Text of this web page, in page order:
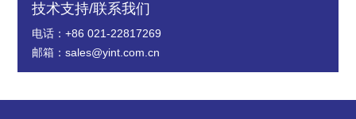
技术支持/联系我们
电话：+86 021-22817269
邮箱：sales@yint.com.cn